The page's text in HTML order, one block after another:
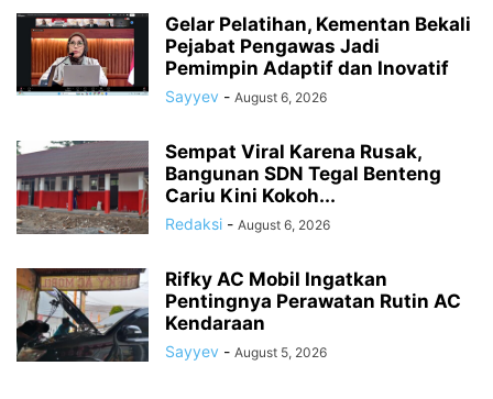
Gelar Pelatihan, Kementan Bekali
Pejabat Pengawas Jadi
Pemimpin Adaptif dan Inovatif
Sayyev - August 6, 2026
Sempat Viral Karena Rusak,
Bangunan SDN Tegal Benteng
Cariu Kini Kokoh...
Redaksi - August 6, 2026
Rifky AC Mobil Ingatkan
Pentingnya Perawatan Rutin AC
Kendaraan
Sayyev - August 5, 2026